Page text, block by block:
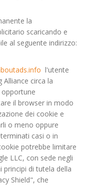
la
scaricando e
al seguente indirizzo:
l'utente
circa la
il browser in modo
dei cookie e
o meno oppure
casi o in
potrebbe limitare
LLC, con sede negli
principi di tutela della
Shield", che